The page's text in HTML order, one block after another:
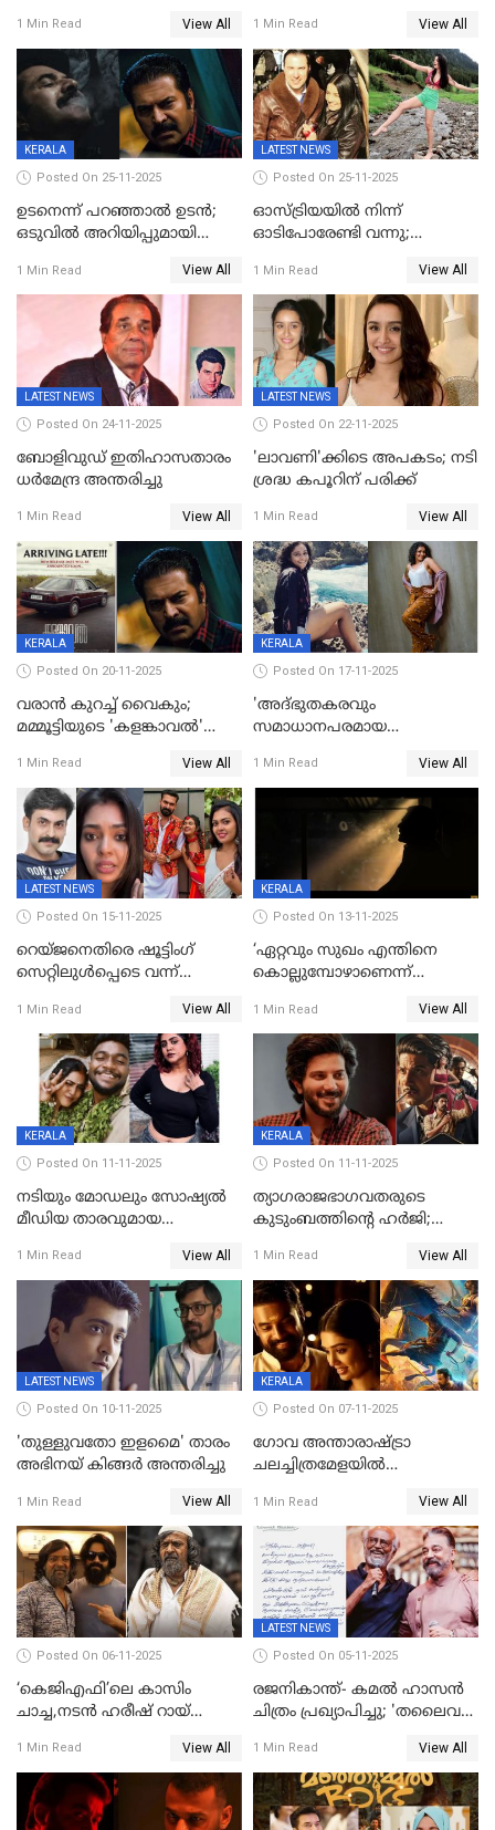
മാറ്റണം';പൊങ്കാല റിലീസ് മാറ്റി
1 Min Read View All
സൂപ്പർവൈസർ
ജീവനൊടുക്കി
1 Min Read View All
KERALA
Posted On 25-11-2025
ഉടനെന്ന് പറഞ്ഞാൽ ഉടൻ;
ഒടുവിൽ അറിയിപ്പുമായി
റിലീസ് തീയതി പുറത്ത്
1 Min Read View All
LATEST NEWS
Posted On 25-11-2025
ഓസ്ട്രിയയിൽ നിന്ന്
ഓടിപോരേണ്ടി വന്നു;
ശാരീരികമായും ഉപദ്രവിച്ചു;
ഭർത്താവിനെതിരെ 50 കോടി
രൂപ നഷ്ടപരിഹാരം
ആവശ്യപ്പെട്ട് മുൻ മിസ് ഇന്ത്യ
1 Min Read View All
LATEST NEWS
Posted On 24-11-2025
ബോളിവുഡ് ഇതിഹാസതാരം
ധർമേന്ദ്ര അന്തരിച്ചു
1 Min Read View All
LATEST NEWS
Posted On 22-11-2025
'ലാവണി'ക്കിടെ അപകടം; നടി
ശ്രദ്ധ കപൂറിന് പരിക്ക്
1 Min Read View All
KERALA
Posted On 20-11-2025
വരാൻ കുറച്ച് വൈകും;
മമ്മൂട്ടിയുടെ 'കളങ്കാവൽ'
1 Min Read View All
KERALA
Posted On 17-11-2025
'അദ്‌ഭുതകരവും
സമാധാനപരമായ
വിവാഹമോചിതയായെന്ന് മീര
വാസുദേവൻ
1 Min Read View All
LATEST NEWS
Posted On 15-11-2025
റെയ്ജനെതിരെ ഷൂട്ടിംഗ്
സെറ്റിലുൾപ്പെടെ വന്ന്
ബിയര്‍ കുപ്പി തലയ്ക്ക് അടിച്ച്
പൊട്ടിക്കുമെന്ന്
ഭീഷണി;അശ്ലീല
മെസേജുകളും വെളിപ്പെടുത്തി
മൃദുല വിജയ്
1 Min Read View All
KERALA
Posted On 13-11-2025
‘ഏറ്റവും സുഖം എന്തിനെ
കൊല്ലുമ്പോഴാണെന്ന്
വില്ലത്തരത്തിന്റെ അങ്ങേയറ്റം;
മമ്മൂട്ടി മാജിക്ക്, കളങ്കാവല്‍
ട്രെയിലര്‍ പുറത്ത്
1 Min Read View All
KERALA
Posted On 11-11-2025
നടിയും മോഡലും സോഷ്യൽ
മീഡിയ താരവുമായ
ഇന്ന്‌ നല്ലൊരു ബിസി ഡേ
ആയിരുന്നുവെന്ന് നന്ദിത
ശങ്കര
1 Min Read View All
KERALA
Posted On 11-11-2025
ത്യാഗരാജഭാഗവതരുടെ
കുടുംബത്തിന്റെ ഹര്‍ജി;
ഹൈക്കോടതി നോട്ടീസ്‌
1 Min Read View All
LATEST NEWS
Posted On 10-11-2025
'തുള്ളുവതോ ഇളമൈ' താരം
അഭിനയ് കിങ്ങർ അന്തരിച്ചു
1 Min Read View All
KERALA
Posted On 07-11-2025
ഗോവ അന്താരാഷ്ട്രാ
ചലച്ചിത്രമേളയില്‍
മലയാളത്തില്‍നിന്ന്
ഏകചിത്രമായി 'എആര്‍എം';
1 Min Read View All
Posted On 06-11-2025
‘കെജിഎഫി’ലെ കാസിം
ചാച്ച,നടൻ ഹരീഷ് റായ്
1 Min Read View All
LATEST NEWS
Posted On 05-11-2025
രജനികാന്ത്- കമൽ ഹാസൻ
ചിത്രം പ്രഖ്യാപിച്ചു; 'തലൈവർ
1 Min Read View All